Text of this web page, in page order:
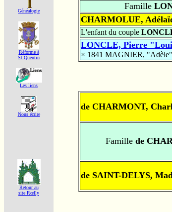
Généalogie
Réforme á
St Quentin
Les liens
Nous écrire
Retour au
site Rœlly
Famille
CHARMOLUE,
L'enfant du couple
LONCLE, Pierre
× 1841 MAGNIER, "Adèle"
de CHARMONT,
Famille de
de SAINT-DELYS,